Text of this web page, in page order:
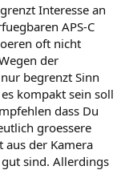
Interesse an
APS-C
oft nicht
der
begrenzt Sinn
kompakt sein soll
dass Du
groessere
der Kamera
sind. Allerdings